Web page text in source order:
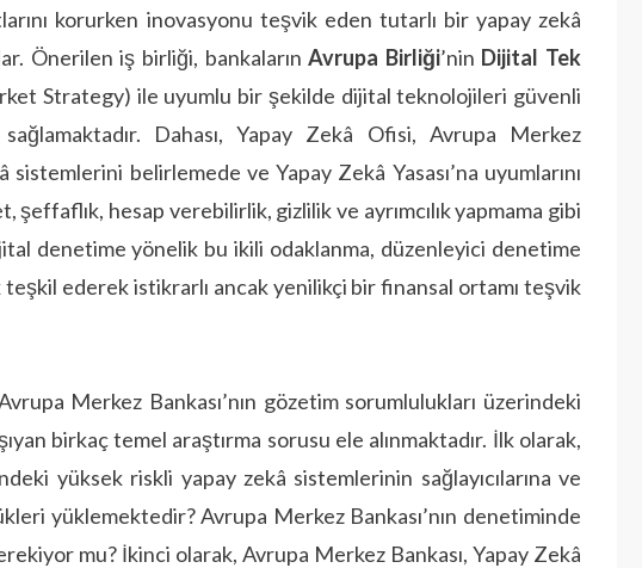
korurken inovasyonu teşvik eden tutarlı bir yapay zekâ
Önerilen iş birliği, bankalarınAvrupa Birliği’nin Dijital Tek
Strategy) ile uyumlu bir şekilde dijital teknolojileri güvenli
Dahası, Yapay Zekâ Ofisi, Avrupa Merkez
sistemlerini belirlemede ve Yapay Zekâ Yasası’na uyumlarını
şeffaflık, hesap verebilirlik, gizlilik ve ayrımcılık yapmama gibi
denetime yönelik bu ikili odaklanma, düzenleyici denetime
ederek istikrarlı ancak yenilikçi bir finansal ortamı teşvik
Merkez Bankası’nın gözetim sorumlulukları üzerindeki
birkaç temel araştırma sorusu ele alınmaktadır. İlk olarak,
yüksek riskli yapay zekâ sistemlerinin sağlayıcılarına ve
yüklemektedir? Avrupa Merkez Bankası’nın denetiminde
mu? İkinci olarak, Avrupa Merkez Bankası, Yapay Zekâ